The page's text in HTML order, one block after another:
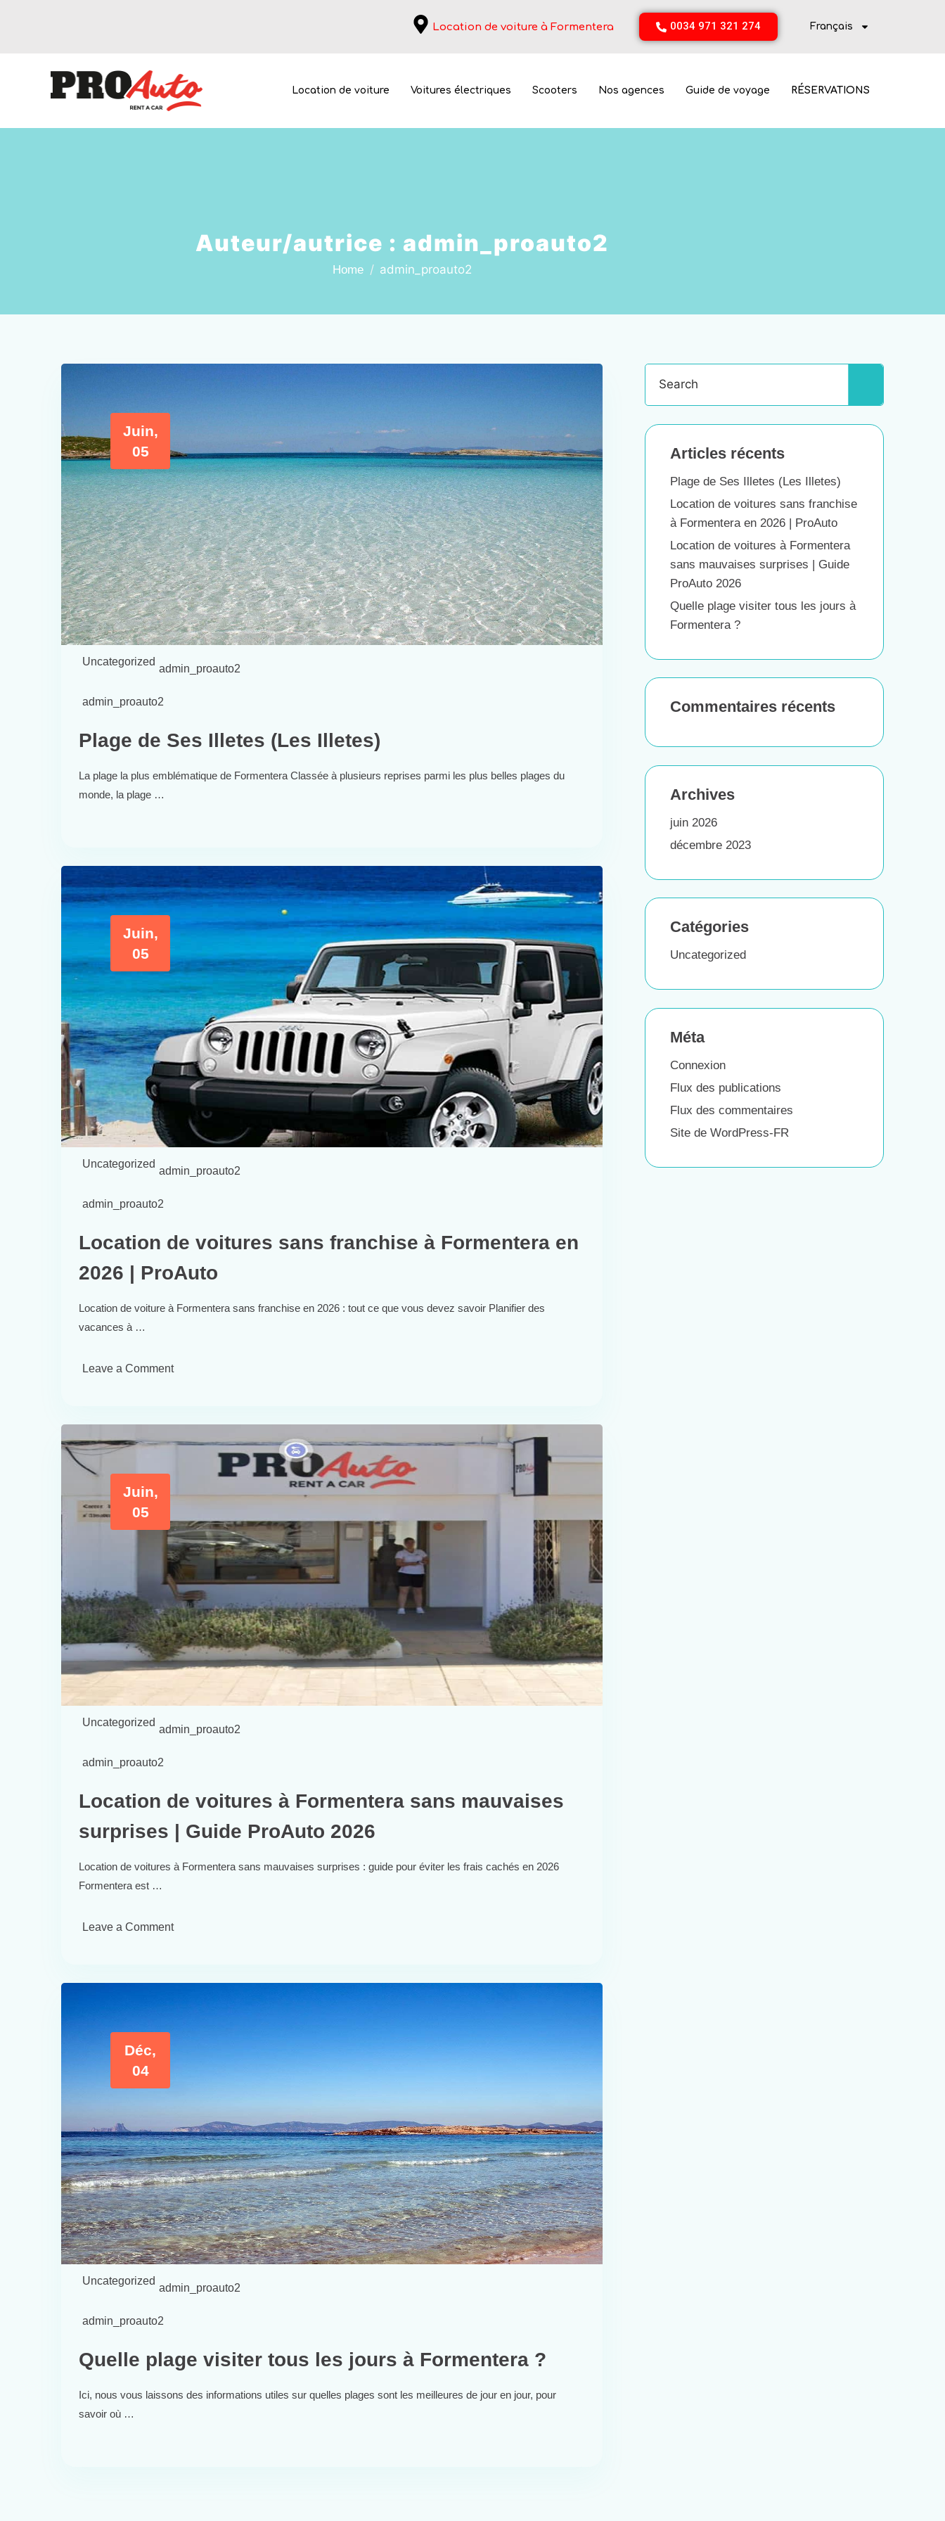
Location de voiture à Formentera 0034 971 321 274 Français
Location de voiture Voitures électriques Scooters Nos agences Guide de voyage RÉSERVATIONS
Auteur/autrice : admin_proauto2
Home admin_proauto2
Juin,
05
Uncategorized
admin_proauto2
admin_proauto2
Plage de Ses Illetes (Les Illetes)
La plage la plus emblématique de Formentera Classée à plusieurs reprises parmi les plus belles plages du
monde, la plage …
Juin,
05
Uncategorized
admin_proauto2
admin_proauto2
Location de voitures sans franchise à Formentera en
2026 | ProAuto
Location de voiture à Formentera sans franchise en 2026 : tout ce que vous devez savoir Planifier des
vacances à …
Leave a Comment
Juin,
05
Uncategorized
admin_proauto2
admin_proauto2
Location de voitures à Formentera sans mauvaises
surprises | Guide ProAuto 2026
Location de voitures à Formentera sans mauvaises surprises : guide pour éviter les frais cachés en 2026
Formentera est …
Leave a Comment
Déc,
04
Uncategorized
admin_proauto2
admin_proauto2
Quelle plage visiter tous les jours à Formentera ?
Ici, nous vous laissons des informations utiles sur quelles plages sont les meilleures de jour en jour, pour
savoir où …
Articles récents
Plage de Ses Illetes (Les Illetes)
Location de voitures sans franchise
à Formentera en 2026 | ProAuto
Location de voitures à Formentera
sans mauvaises surprises | Guide
ProAuto 2026
Quelle plage visiter tous les jours à
Formentera ?
Commentaires récents
Archives
juin 2026
décembre 2023
Catégories
Uncategorized
Méta
Connexion
Flux des publications
Flux des commentaires
Site de WordPress-FR